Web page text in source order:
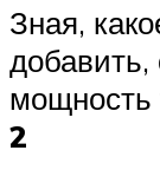
Зная,
добавить,
мощность
2